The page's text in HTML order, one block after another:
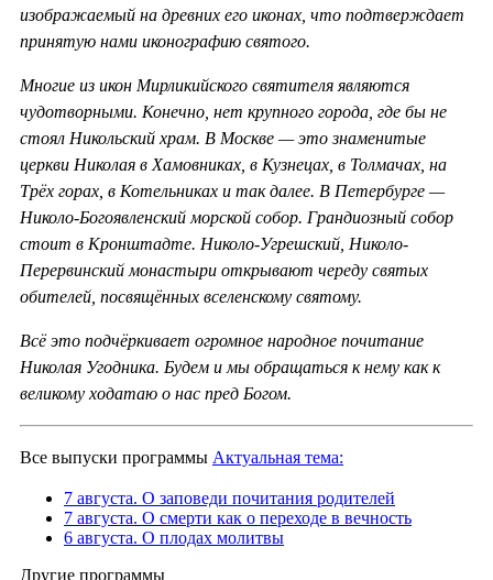
изображаемый на древних его иконах, что подтверждает
принятую нами иконографию святого.
Многие из икон Мирликийского святителя являются
чудотворными. Конечно, нет крупного города, где бы не
стоял Никольский храм. В Москве — это знаменитые
церкви Николая в Хамовниках, в Кузнецах, в Толмачах, на
Трёх горах, в Котельниках и так далее. В Петербурге —
Николо-Богоявленский морской собор. Грандиозный собор
стоит в Кронштадте. Николо-Угрешский, Николо-
Перервинский монастыри открывают череду святых
обителей, посвящённых вселенскому святому.
Всё это подчёркивает огромное народное почитание
Николая Угодника. Будем и мы обращаться к нему как к
великому ходатаю о нас пред Богом.
Все выпуски программы Актуальная тема:
7 августа. О заповеди почитания родителей
7 августа. О смерти как о переходе в вечность
6 августа. О плодах молитвы
Другие программы